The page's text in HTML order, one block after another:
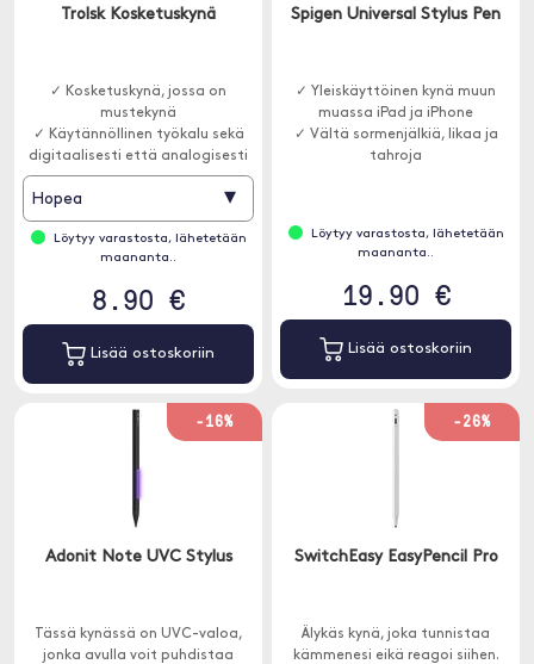
Trolsk Kosketuskynä
✓ Kosketuskynä, jossa on
mustekynä
✓ Käytännöllinen työkalu sekä
digitaalisesti että analogisesti
Hopea ▾
Löytyy varastosta, lähetetään
maananta..
8.90 €
Lisää ostoskoriin
Spigen Universal Stylus Pen
✓ Yleiskäyttöinen kynä muun
muassa iPad ja iPhone
✓ Vältä sormenjälkiä, likaa ja
tahroja
Löytyy varastosta, lähetetään
maananta..
19.90 €
Lisää ostoskoriin
-16%
Adonit Note UVC Stylus
Tässä kynässä on UVC-valoa,
jonka avulla voit puhdistaa
-26%
SwitchEasy EasyPencil Pro
Älykäs kynä, joka tunnistaa
kämmenesi eikä reagoi siihen.